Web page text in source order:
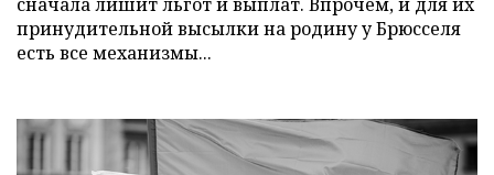
сначала лишит льгот и выплат. Впрочем, и для их
принудительной высылки на родину у Брюсселя
есть все механизмы...